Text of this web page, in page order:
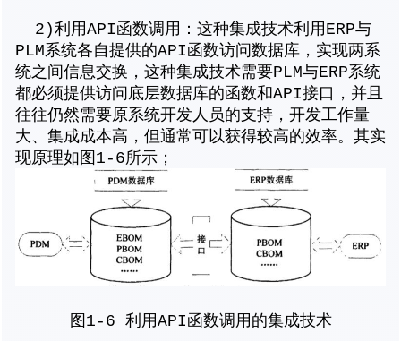
2)利用API函数调用：这种集成技术利用ERP与
PLM系统各自提供的API函数访问数据库，实现两系
统之间信息交换，这种集成技术需要PLM与ERP系统
都必须提供访问底层数据库的函数和API接口，并且
往往仍然需要原系统开发人员的支持，开发工作量
大、集成成本高，但通常可以获得较高的效率。其实
现原理如图1-6所示；
图1-6 利用API函数调用的集成技术